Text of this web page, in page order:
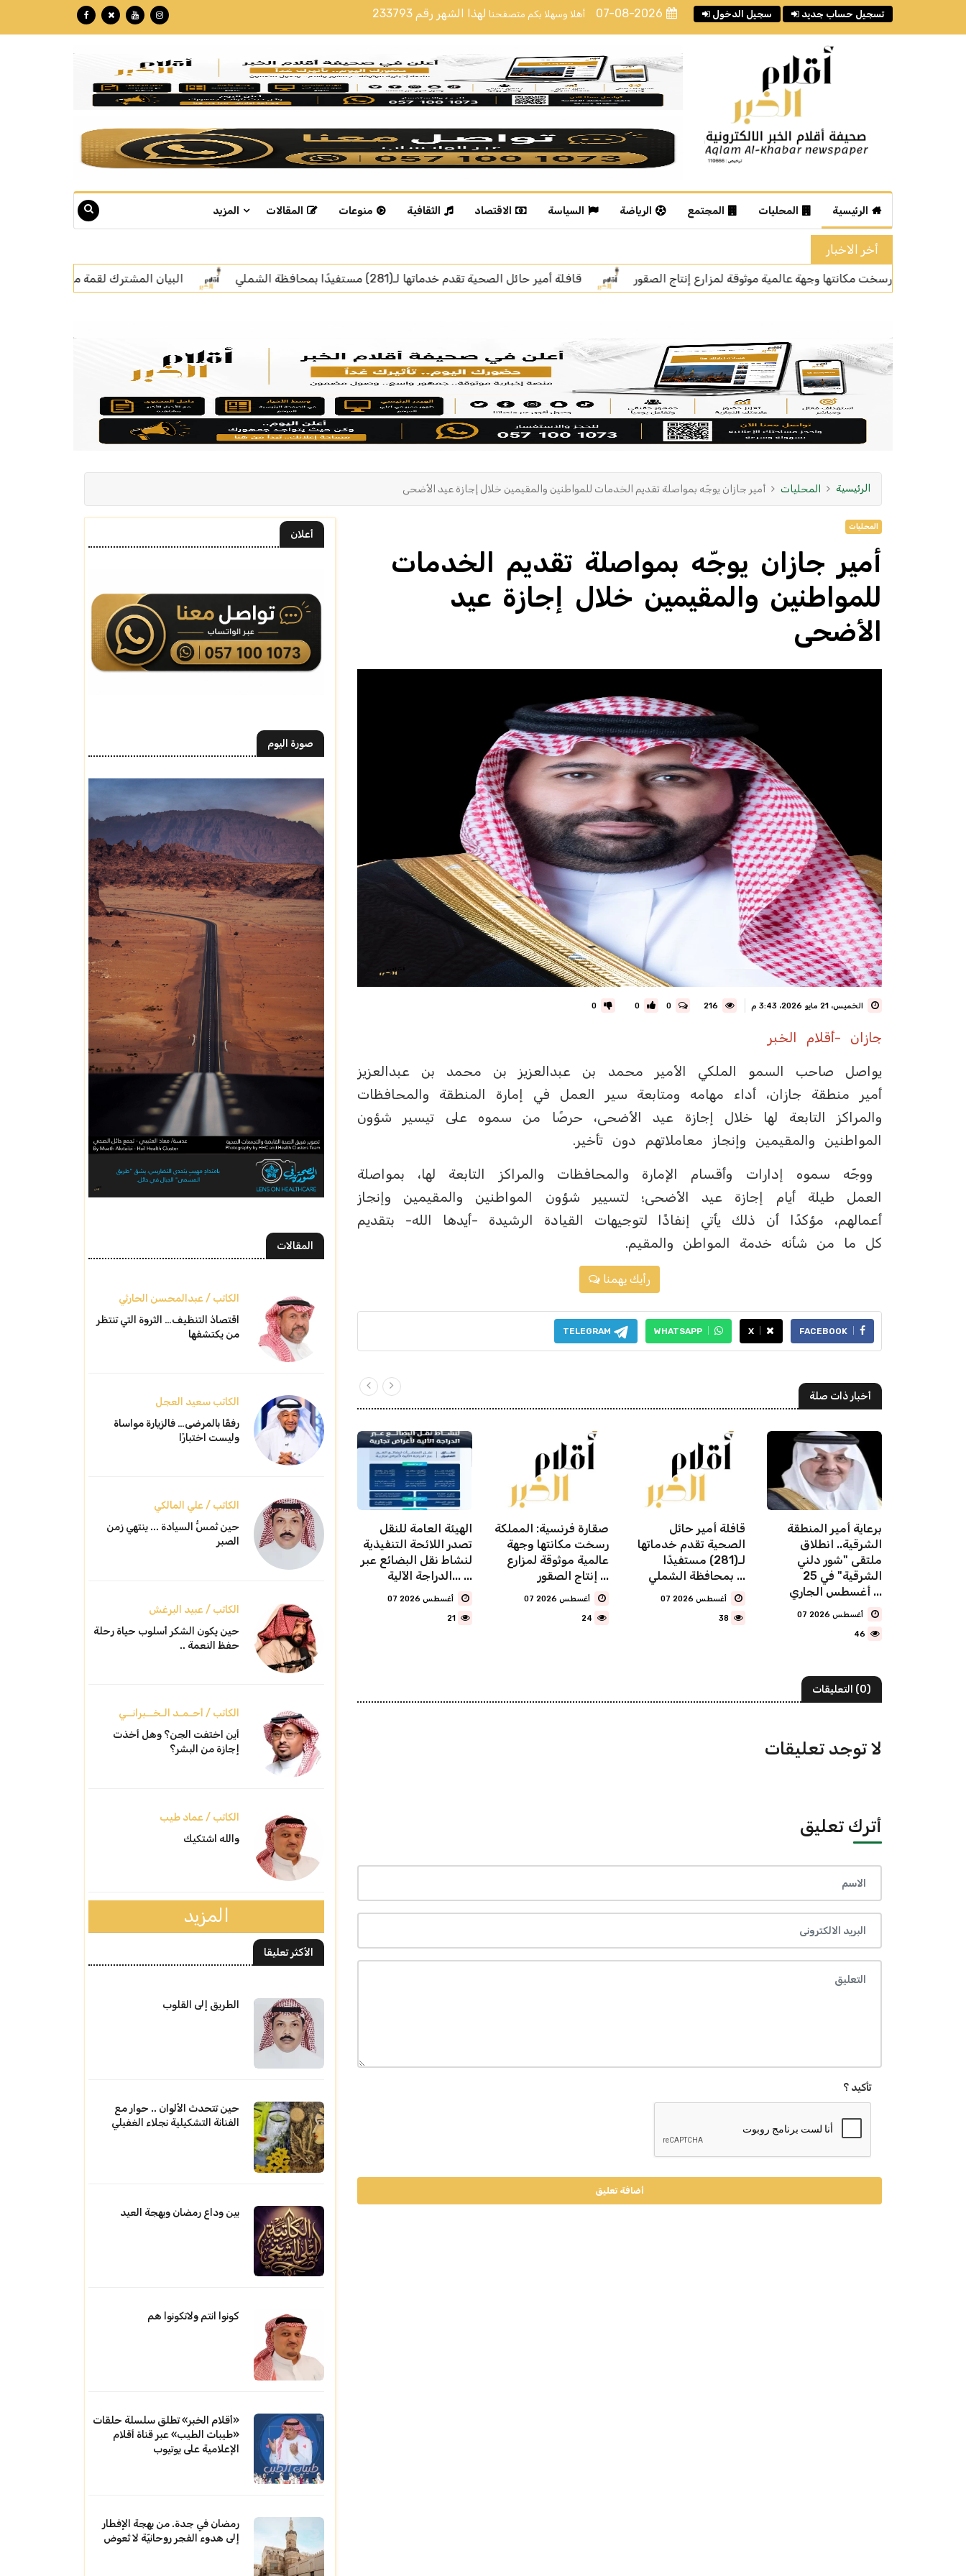
أهلا وسهلا بكم متصفحنا لهذا الشهر رقم 233793 07-08-2026 سجيل الدخول تسجيل حساب جديد
الرئيسية المحليات المجتمع الرياضة السياسة الاقتصاد الثقافية منوعات المقالات المزيد
أخر الاخبار
لمزارع إنتاج الصقور قافلة أمير حائل الصحية تقدم خدماتها لـ(281) مستفيدًا بمحافظة الشملي البيان المشترك لقمة مكة المكرمة للدفاع المشترك بين المملكة وتركيا وباكستان
الرئيسية المحليات أمير جازان يوجّه بمواصلة تقديم الخدمات للمواطنين والمقيمين خلال إجازة عيد الأضحى
المحليات
أمير جازان يوجّه بمواصلة تقديم الخدمات
للمواطنين والمقيمين خلال إجازة عيد
الأضحى
الخميس، 21 مايو 2026، 3:43 م 0
0
0
جازان -أقلام الخبر
يواصل صاحب السمو الملكي الأمير محمد بن عبدالعزيز بن محمد بن عبدالعزيز
أمير منطقة جازان، أداء مهامه ومتابعة سير العمل في إمارة المنطقة والمحافظات
والمراكز التابعة لها خلال إجازة عيد الأضحى، حرصًا من سموه على تيسير شؤون
المواطنين والمقيمين وإنجاز معاملاتهم دون تأخير.
ووجّه سموه إدارات وأقسام الإمارة والمحافظات والمراكز التابعة لها، بمواصلة
العمل طيلة أيام إجازة عيد الأضحى؛ لتسيير شؤون المواطنين والمقيمين وإنجاز
أعمالهم، مؤكدًا أن ذلك يأتي إنفاذًا لتوجيهات القيادة الرشيدة -أيدها الله- بتقديم
كل ما من شأنه خدمة المواطن والمقيم.
رأيك يهمنا
FACEBOOK
X
WHATSAPP
TELEGRAM
أخبار ذات صلة
الهيئة العامة للنقل
تصدر اللائحة التنفيذية
لنشاط نقل البضائع عبر
الدراجة الآلية... ...
21
صقارة فرنسية: المملكة
رسخت مكانتها وجهة
عالمية موثوقة لمزارع
إنتاج الصقور ...
24
قافلة أمير حائل
الصحية تقدم خدماتها
لـ(281) مستفيدًا
بمحافظة الشملي ...
38
برعاية أمير المنطقة
الشرقية.. انطلاق
ملتقى "شور دلني
الشرقية" في 25
أغسطس الجاري ...
46
(0) التعليقات
لا توجد تعليقات
أترك تعليق
تأكيد ؟
أضافة تعليق
أعلان
صورة اليوم
المقالات
الكاتب / عبدالمحسن الحارثي
اقتصادُ التنظيف… الثروة التي تنتظر
من يكتشفها
الكاتب سعيد العجل
رفقًا بالمرضى… فالزيارة مواساة
وليست اختبارًا
الكاتب / علي المالكي
حين تُمسُّ السيادة ... ينتهي زمن
الصبر
الكاتب / عبيد البرغش
حين يكون الشكر أسلوب حياة رحلة
حفظ النعمة ..
الكاتب / أحـمـد الـخــبرانــي
أين اختفت الجن؟ وهل أخذت
إجازة من البشر؟
الكاتب / عماد طيب
والله اشتكيك
المزيد
الأكثر تعليقا
الطريق إلى القلوب
حين تتحدث الألوان .. حوار مع
الفنانة التشكيلية نجلاء الغفيلي
بين وداع رمضان وبهجة العيد
كونوا انتم ولاتكونوا هم
«أقلام الخبر» تطلق سلسلة حلقات
«طيبات الطيب» عبر قناة أقلام
الإعلامية على يوتيوب
رمضان في جدة. من بهجة الإفطار
إلى هدوء الفجر روحانيّة لا تُعوض